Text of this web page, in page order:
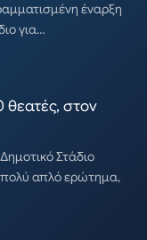
έναρξη
για…
θεατές, στον
Στάδιο
πολύ απλό ερώτημα,